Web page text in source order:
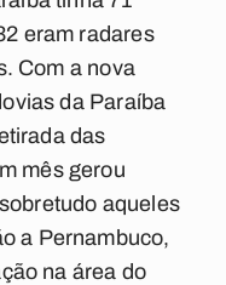
eram radares
Com a nova
da Paraíba
das
mês gerou
aqueles
a Pernambuco,
na área do